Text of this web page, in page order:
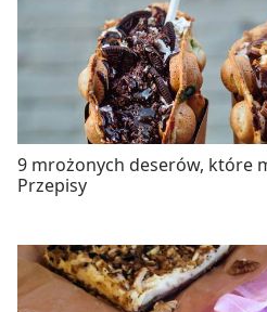
9 mrożonych deserów, które
Przepisy